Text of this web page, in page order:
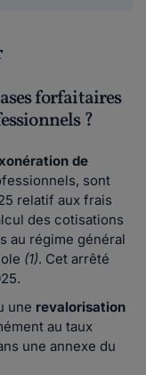
forfaitaires
?
de
sont
relatif aux frais
des cotisations
au régime général
(1). Cet arrêté
une revalorisation
au taux
une annexe du